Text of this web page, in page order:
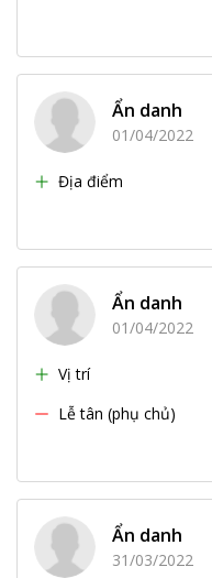
Ẩn danh
01/04/2022
Địa điểm
Ẩn danh
01/04/2022
Vị trí
Lễ tân (phụ chủ)
Ẩn danh
31/03/2022